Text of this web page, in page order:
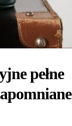
pełne